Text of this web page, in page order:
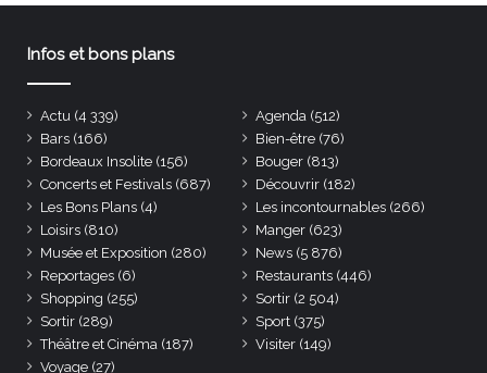
Infos et bons plans
Actu (4 339) Agenda (512)
Bars (166) Bien-être (76)
Bordeaux Insolite (156) Bouger (813)
Concerts et Festivals (687) Découvrir (182)
Les Bons Plans (4) Les incontournables (266)
Loisirs (810) Manger (623)
Musée et Exposition (280) News (5 876)
Reportages (6) Restaurants (446)
Shopping (255) Sortir (2 504)
Sortir (289) Sport (375)
Théâtre et Cinéma (187) Visiter (149)
Voyage (27)